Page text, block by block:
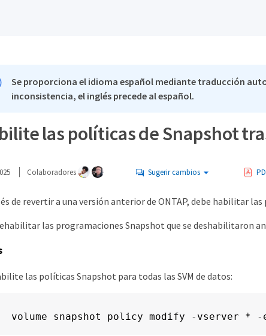
Se proporciona el idioma español mediante traducción
inconsistencia, el inglés precede al español.
las políticas de Snapshot
Colaboradores Sugerir cambios
de revertir a una versión anterior de ONTAP, debe habilitar
las programaciones Snapshot que se deshabilitaron
las políticas Snapshot para todas las SVM de datos:
volume snapshot policy modify -vserver * -